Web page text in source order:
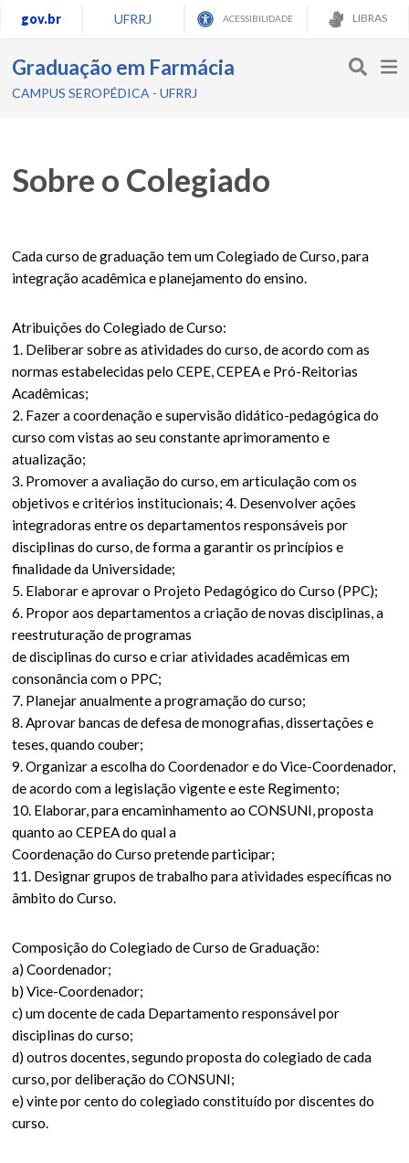
gov.br UFRRJ ACESSIBILIDADE LIBRAS
Graduação em Farmácia
CAMPUS SEROPÉDICA - UFRRJ
Sobre o Colegiado
Cada curso de graduação tem um Colegiado de Curso, para
integração acadêmica e planejamento do ensino.
Atribuições do Colegiado de Curso:
1. Deliberar sobre as atividades do curso, de acordo com as
normas estabelecidas pelo CEPE, CEPEA e Pró-Reitorias
Acadêmicas;
2. Fazer a coordenação e supervisão didático-pedagógica do
curso com vistas ao seu constante aprimoramento e
atualização;
3. Promover a avaliação do curso, em articulação com os
objetivos e critérios institucionais; 4. Desenvolver ações
integradoras entre os departamentos responsáveis por
disciplinas do curso, de forma a garantir os princípios e
finalidade da Universidade;
5. Elaborar e aprovar o Projeto Pedagógico do Curso (PPC);
6. Propor aos departamentos a criação de novas disciplinas, a
reestruturação de programas
de disciplinas do curso e criar atividades acadêmicas em
consonância com o PPC;
7. Planejar anualmente a programação do curso;
8. Aprovar bancas de defesa de monografias, dissertações e
teses, quando couber;
9. Organizar a escolha do Coordenador e do Vice-Coordenador,
de acordo com a legislação vigente e este Regimento;
10. Elaborar, para encaminhamento ao CONSUNI, proposta
quanto ao CEPEA do qual a
Coordenação do Curso pretende participar;
11. Designar grupos de trabalho para atividades específicas no
âmbito do Curso.
Composição do Colegiado de Curso de Graduação:
a) Coordenador;
b) Vice-Coordenador;
c) um docente de cada Departamento responsável por
disciplinas do curso;
d) outros docentes, segundo proposta do colegiado de cada
curso, por deliberação do CONSUNI;
e) vinte por cento do colegiado constituído por discentes do
curso.